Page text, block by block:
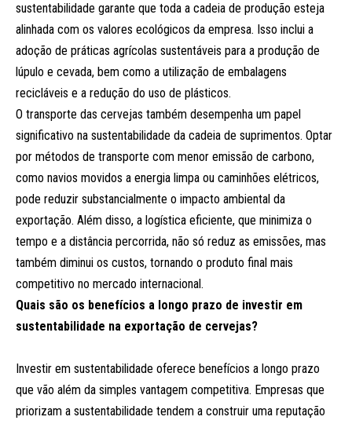
sustentabilidade garante que toda a cadeia de produção esteja
alinhada com os valores ecológicos da empresa. Isso inclui a
adoção de práticas agrícolas sustentáveis para a produção de
lúpulo e cevada, bem como a utilização de embalagens
recicláveis e a redução do uso de plásticos.
O transporte das cervejas também desempenha um papel
significativo na sustentabilidade da cadeia de suprimentos. Optar
por métodos de transporte com menor emissão de carbono,
como navios movidos a energia limpa ou caminhões elétricos,
pode reduzir substancialmente o impacto ambiental da
exportação. Além disso, a logística eficiente, que minimiza o
tempo e a distância percorrida, não só reduz as emissões, mas
também diminui os custos, tornando o produto final mais
competitivo no mercado internacional.
Quais são os benefícios a longo prazo de investir em
sustentabilidade na exportação de cervejas?
Investir em sustentabilidade oferece benefícios a longo prazo
que vão além da simples vantagem competitiva. Empresas que
priorizam a sustentabilidade tendem a construir uma reputação